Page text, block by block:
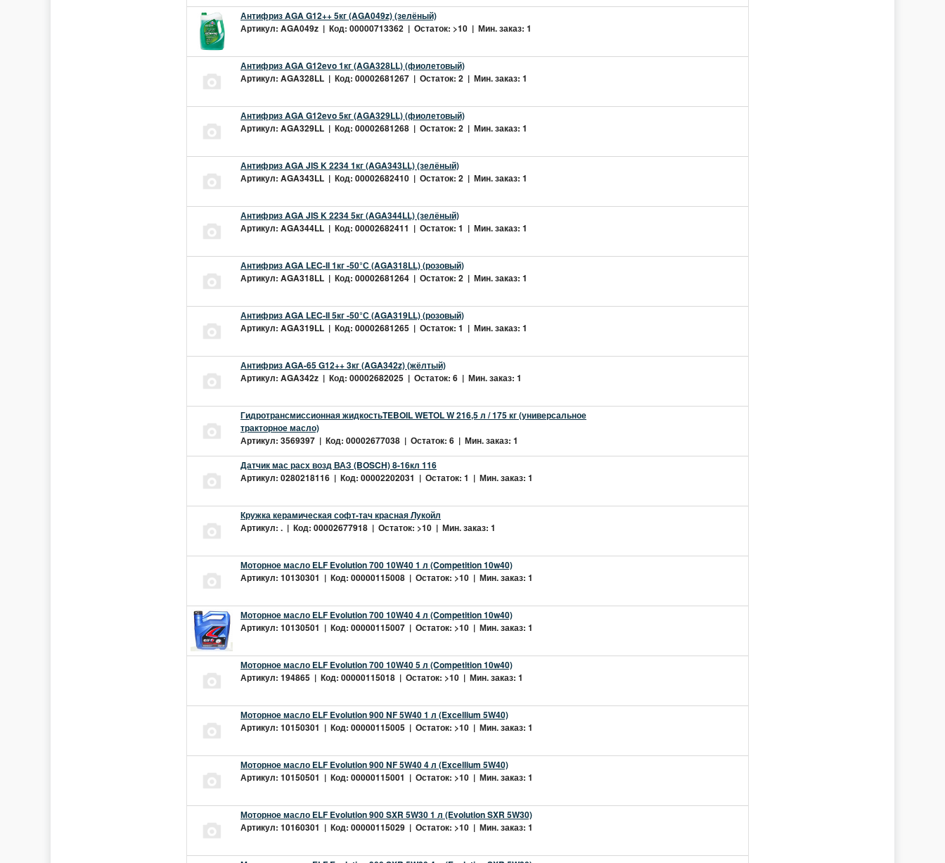
Антифриз AGA G12++ 5кг (AGA049z) (зелёный)
Артикул: AGA049z | Код: 00000713362 | Остаток: >10 | Мин. заказ: 1
Антифриз AGA G12evo 1кг (AGA328LL) (фиолетовый)
Артикул: AGA328LL | Код: 00002681267 | Остаток: 2 | Мин. заказ: 1
Антифриз AGA G12evo 5кг (AGA329LL) (фиолетовый)
Артикул: AGA329LL | Код: 00002681268 | Остаток: 2 | Мин. заказ: 1
Антифриз AGA JIS K 2234 1кг (AGA343LL) (зелёный)
Артикул: AGA343LL | Код: 00002682410 | Остаток: 2 | Мин. заказ: 1
Антифриз AGA JIS K 2234 5кг (AGA344LL) (зелёный)
Артикул: AGA344LL | Код: 00002682411 | Остаток: 1 | Мин. заказ: 1
Антифриз AGA LEC-II 1кг -50°С (AGA318LL) (розовый)
Артикул: AGA318LL | Код: 00002681264 | Остаток: 2 | Мин. заказ: 1
Антифриз AGA LEC-II 5кг -50°С (AGA319LL) (розовый)
Артикул: AGA319LL | Код: 00002681265 | Остаток: 1 | Мин. заказ: 1
Антифриз AGA-65 G12++ 3кг (AGA342z) (жёлтый)
Артикул: AGA342z | Код: 00002682025 | Остаток: 6 | Мин. заказ: 1
Гидротрансмиссионная жидкостьTEBOIL WETOL W 216,5 л / 175 кг (универсальное
тракторное масло)
Артикул: 3569397 | Код: 00002677038 | Остаток: 6 | Мин. заказ: 1
Датчик мас расх возд ВАЗ (BOSCH) 8-16кл 116
Артикул: 0280218116 | Код: 00002202031 | Остаток: 1 | Мин. заказ: 1
Кружка керамическая софт-тач красная Лукойл
Артикул: . | Код: 00002677918 | Остаток: >10 | Мин. заказ: 1
Моторное масло ELF Evolution 700 10W40 1 л (Competition 10w40)
Артикул: 10130301 | Код: 00000115008 | Остаток: >10 | Мин. заказ: 1
Моторное масло ELF Evolution 700 10W40 4 л (Competition 10w40)
Артикул: 10130501 | Код: 00000115007 | Остаток: >10 | Мин. заказ: 1
Моторное масло ELF Evolution 700 10W40 5 л (Competition 10w40)
Артикул: 194865 | Код: 00000115018 | Остаток: >10 | Мин. заказ: 1
Моторное масло ELF Evolution 900 NF 5W40 1 л (Excellium 5W40)
Артикул: 10150301 | Код: 00000115005 | Остаток: >10 | Мин. заказ: 1
Моторное масло ELF Evolution 900 NF 5W40 4 л (Excellium 5W40)
Артикул: 10150501 | Код: 00000115001 | Остаток: >10 | Мин. заказ: 1
Моторное масло ELF Evolution 900 SXR 5W30 1 л (Evolution SXR 5W30)
Артикул: 10160301 | Код: 00000115029 | Остаток: >10 | Мин. заказ: 1